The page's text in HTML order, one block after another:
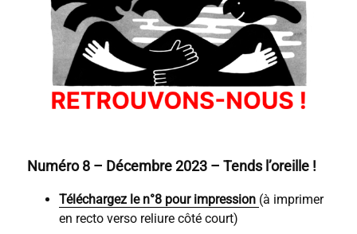
Numéro 8 – Décembre 2023 – Tends l’oreille !
Téléchargez le n°8 pour impression (à imprimer
en recto verso reliure côté court)